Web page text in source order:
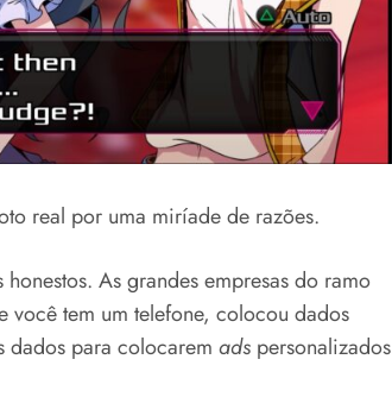
real por uma miríade de razões.
As grandes empresas do ramo
você tem um telefone, colocou dados
dados para colocarem ads personalizados